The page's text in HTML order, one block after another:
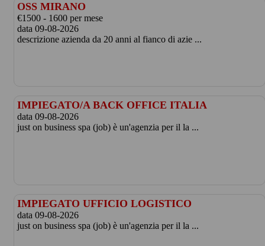
OSS MIRANO
€1500 - 1600 per mese
data 09-08-2026
descrizione azienda da 20 anni al fianco di azie ...
IMPIEGATO/A BACK OFFICE ITALIA
data 09-08-2026
just on business spa (job) è un'agenzia per il la ...
IMPIEGATO UFFICIO LOGISTICO
data 09-08-2026
just on business spa (job) è un'agenzia per il la ...